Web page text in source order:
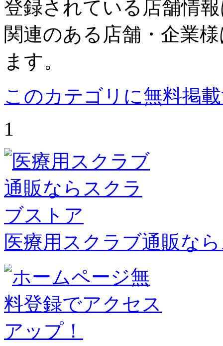
登録されている店舗情
関連のある店舗・企業
ます。
このカテゴリに無料掲
1
医療用スクラブ通販な